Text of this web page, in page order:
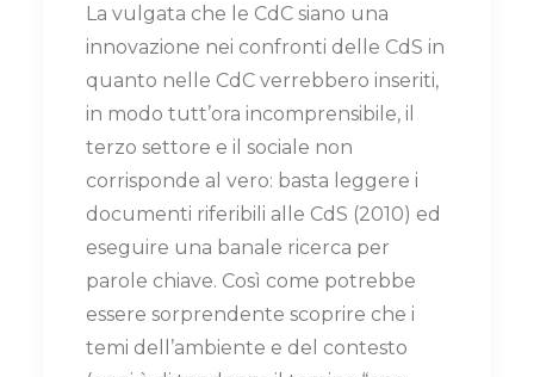
La vulgata che le CdC siano una
innovazione nei confronti delle CdS in
quanto nelle CdC verrebbero inseriti,
in modo tutt’ora incomprensibile, il
terzo settore e il sociale non
corrisponde al vero: basta leggere i
documenti riferibili alle CdS (2010) ed
eseguire una banale ricerca per
parole chiave. Così come potrebbe
essere sorprendente scoprire che i
temi dell’ambiente e del contesto